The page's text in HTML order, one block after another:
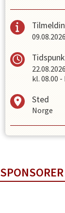
09.08.2026
22.08.2026
kl. 08.00 -
Sted
Norge
SPONSORER